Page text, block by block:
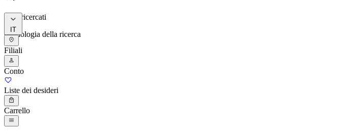
I più ricercati
Cronologia della ricerca
IT
Filiali
Conto
Liste dei desideri
Carrello